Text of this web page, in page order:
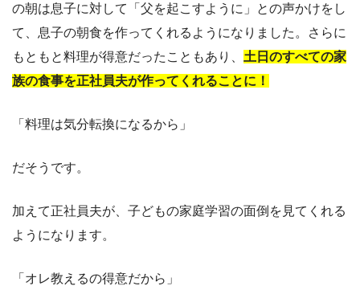
の朝は息子に対して「父を起こすように」との声かけをし
て、息子の朝食を作ってくれるようになりました。さらに
もともと料理が得意だったこともあり、 土日のすべての家
族の食事を正社員夫が作ってくれることに！
「料理は気分転換になるから」
だそうです。
加えて正社員夫が、子どもの家庭学習の面倒を見てくれる
ようになります。
「オレ教えるの得意だから」